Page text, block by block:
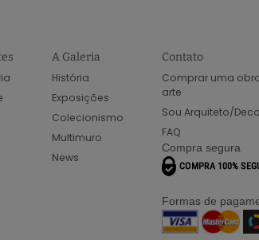
A Galeria
História
Exposições
Colecionismo
Multimuro
News
Contato
Comprar uma
arte
Sou Arquiteto/
FAQ
Compra segura
Formas de